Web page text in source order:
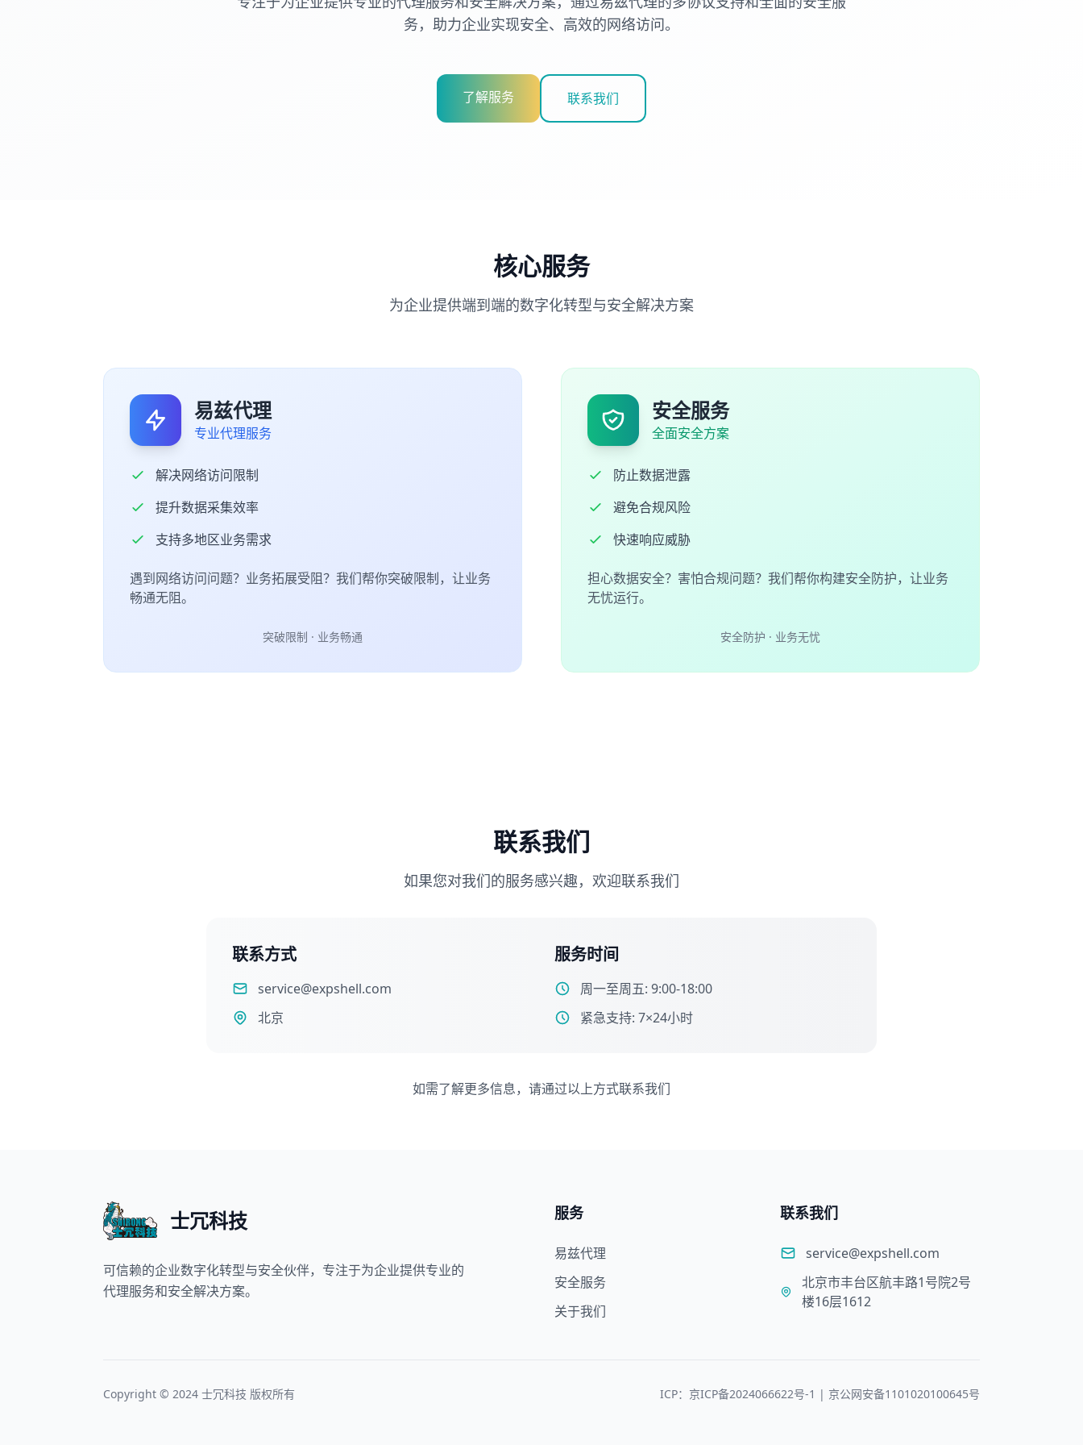
务，助力企业实现安全、高效的网络访问。
了解服务 联系我们
核心服务
为企业提供端到端的数字化转型与安全解决方案
易兹代理
专业代理服务
解决网络访问限制
提升数据采集效率
支持多地区业务需求
遇到网络访问问题？业务拓展受阻？我们帮你突破限制，让业务
畅通无阻。
突破限制 · 业务畅通
安全服务
全面安全方案
防止数据泄露
避免合规风险
快速响应威胁
担心数据安全？害怕合规问题？我们帮你构建安全防护，让业务
无忧运行。
安全防护 · 业务无忧
联系我们
如果您对我们的服务感兴趣，欢迎联系我们
联系方式
service@expshell.com
北京
服务时间
周一至周五: 9:00-18:00
紧急支持: 7×24小时
如需了解更多信息，请通过以上方式联系我们
士冗科技
可信赖的企业数字化转型与安全伙伴，专注于为企业提供专业的
代理服务和安全解决方案。
服务
易兹代理
安全服务
关于我们
联系我们
service@expshell.com
北京市丰台区航丰路1号院2号
楼16层1612
Copyright © 2024 士冗科技 版权所有 ICP：京ICP备2024066622号-1 | 京公网安备1101020100645号